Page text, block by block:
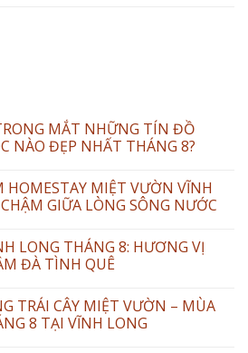
MẮT NHỮNG TÍN ĐỒ
NÀO ĐẸP NHẤT THÁNG 8?
HOMESTAY MIỆT VƯỜN VĨNH
GIỮA LÒNG SÔNG NƯỚC
LONG THÁNG 8: HƯƠNG VỊ
ĐÀ TÌNH QUÊ
TRÁI CÂY MIỆT VƯỜN – MÙA
8 TẠI VĨNH LONG